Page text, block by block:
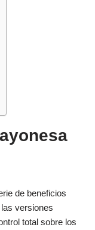
de beneficios
versiones
total sobre los